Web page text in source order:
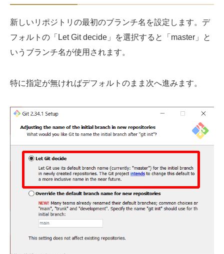
新しいリポジトリの最初のブランチ名を設定します。デ
フォルトの「Let Git decide」を選択すると「master」と
いうブランチ名が使用されます。
特に指定が無ければデフォルトのまま次へ進みます。